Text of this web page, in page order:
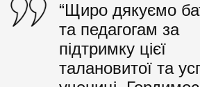
“Щиро дякуємо
та педагогам за
підтримку цієї
талановитої та